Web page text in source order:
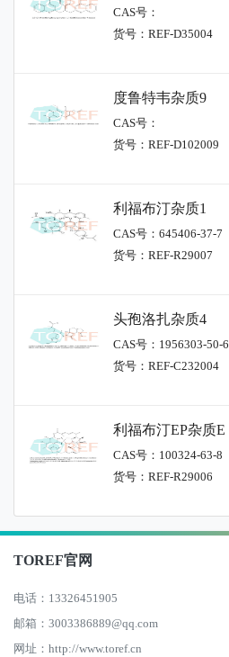
CAS号：
货号：REF-D35004
度鲁特韦杂质9
CAS号：
货号：REF-D102009
利福布汀杂质1
CAS号：645406-37-7
货号：REF-R29007
头孢洛扎杂质4
CAS号：1956303-50-6
货号：REF-C232004
利福布汀EP杂质E
CAS号：100324-63-8
货号：REF-R29006
TOREF官网
电话：13326451905
邮箱：3003386889@qq.com
网址：http://www.toref.cn